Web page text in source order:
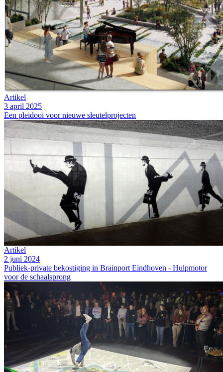
Artikel
3 april 2025
Een pleidooi voor nieuwe sleutelprojecten
Artikel
2 juni 2024
Publiek-private bekostiging in Brainport Eindhoven - Hulpmotor
voor de schaalsprong